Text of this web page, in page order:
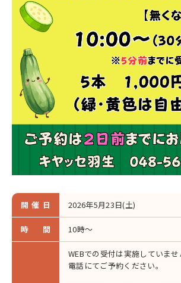
開催日 2026年5月23日(土)
時間 10時～
WEBでの受付は実施していませ
電話にてご予約ください。